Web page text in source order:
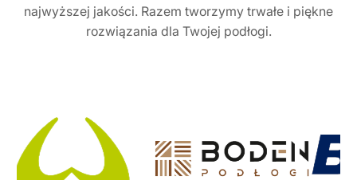
najwyższej jakości. Razem tworzymy trwałe i piękne
rozwiązania dla Twojej podłogi.